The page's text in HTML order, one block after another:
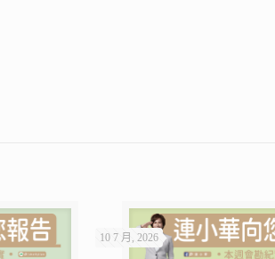
10 7 月, 2026